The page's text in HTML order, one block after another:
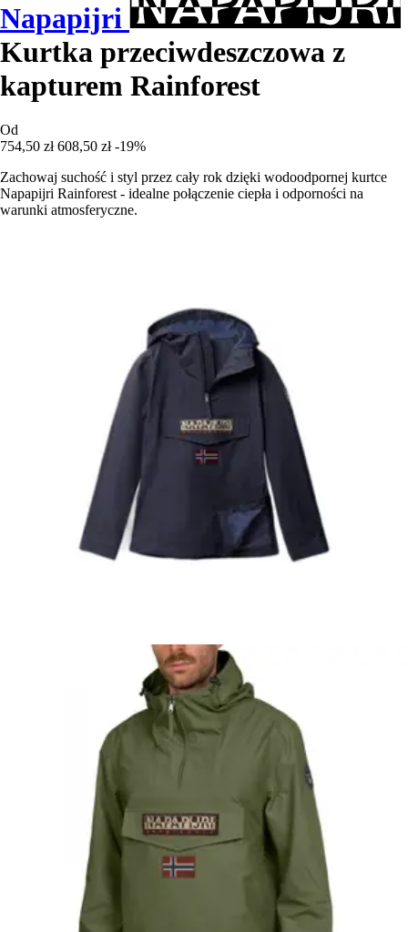
Napapijri
Kurtka przeciwdeszczowa z
kapturem Rainforest
Od
754,50 zł 608,50 zł -19%
Zachowaj suchość i styl przez cały rok dzięki wodoodpornej kurtce
Napapijri Rainforest - idealne połączenie ciepła i odporności na
warunki atmosferyczne.